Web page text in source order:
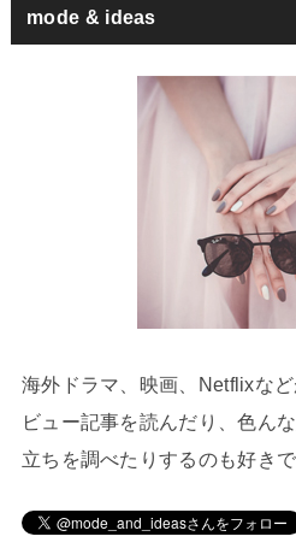
mode & ideas
海外ドラマ、映画、Netflixな
ビュー記事を読んだり、色ん
立ちを調べたりするのも好きで